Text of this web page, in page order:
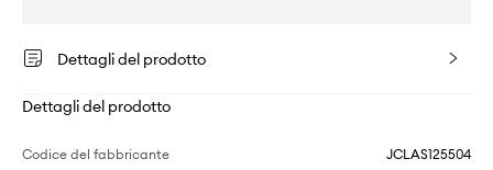
Dettagli del prodotto
Dettagli del prodotto
Codice del fabbricante JCLAS125504